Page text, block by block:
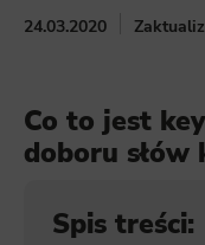
24.03.2020
Co to jest
doboru słów
Spis treści: